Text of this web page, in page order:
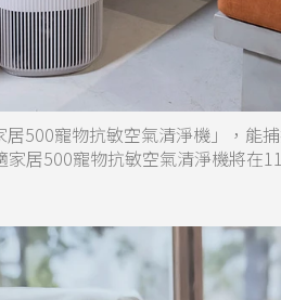
500寵物抗敏空氣清淨機」，能
居500寵物抗敏空氣清淨機將在